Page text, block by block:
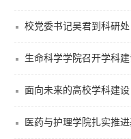
校党委书记吴君到科研
生命科学学院召开学科
面向未来的高校学科建设
医药与护理学院扎实推